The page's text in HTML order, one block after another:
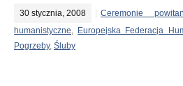
30 stycznia, 2008 Ceremonie
humanistyczne, Europejska Federacja
Pogrzeby, Śluby